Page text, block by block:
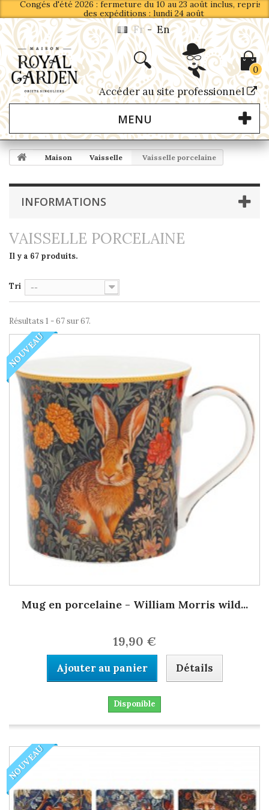
Congés d'été 2026 : fermeture du 10 au 23 août inclus, reprise
des expéditions : lundi 24 août
Fr - En
0
MENU
Accéder au site professionnel
Maison Vaisselle Vaisselle porcelaine
INFORMATIONS
VAISSELLE PORCELAINE
Il y a 67 produits.
Tri --
Résultats 1 - 67 sur 67.
NOUVEAU
Mug en porcelaine - William Morris wild...
19,90 €
Ajouter au panier Détails
Disponible
NOUVEAU